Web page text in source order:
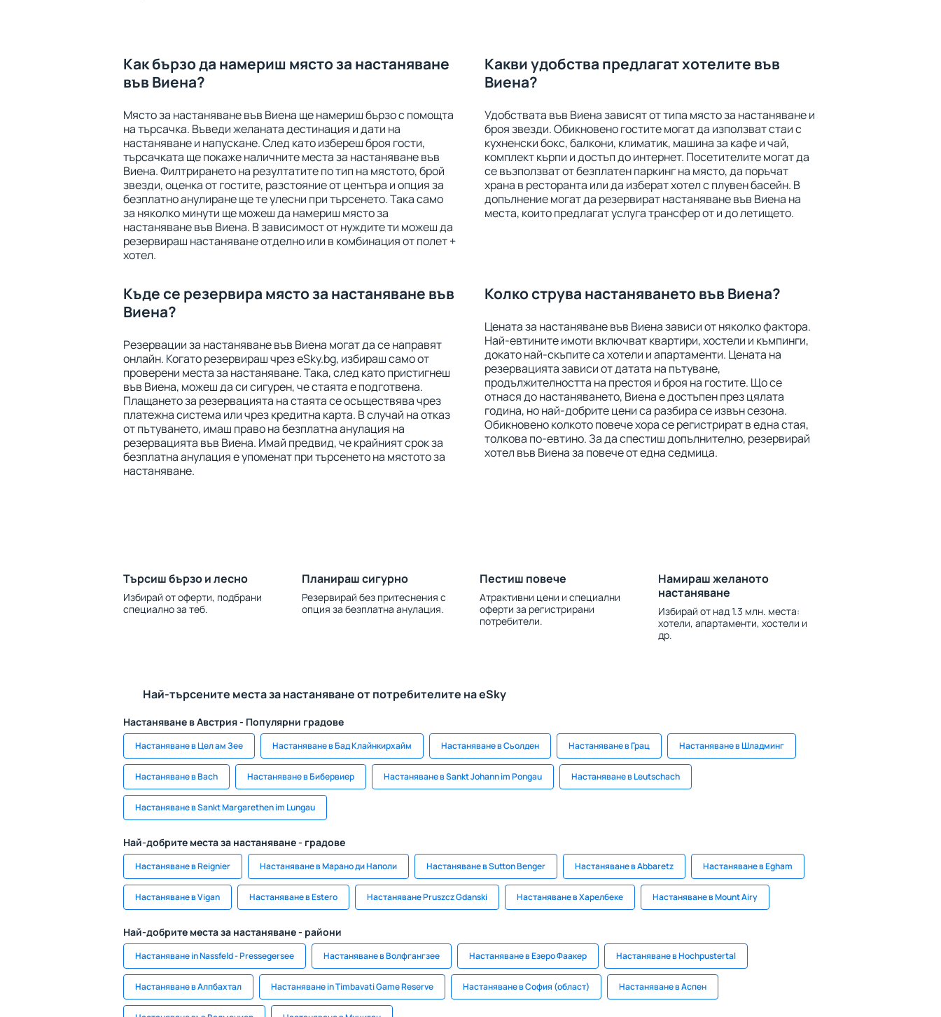
Как бързо да намериш място за настаняване
във Виена?
Място за настаняване във Виена ще намериш бързо с помощта
на търсачка. Въведи желаната дестинация и дати на
настаняване и напускане. След като избереш броя гости,
търсачката ще покаже наличните места за настаняване във
Виена. Филтрирането на резултатите по тип на мястото, брой
звезди, оценка от гостите, разстояние от центъра и опция за
безплатно анулиране ще те улесни при търсенето. Така само
за няколко минути ще можеш да намериш място за
настаняване във Виена. В зависимост от нуждите ти можеш да
резервираш настаняване отделно или в комбинация от полет +
хотел.
Какви удобства предлагат хотелите във
Виена?
Удобствата във Виена зависят от типа място за настаняване и
броя звезди. Обикновено гостите могат да използват стаи с
кухненски бокс, балкони, климатик, машина за кафе и чай,
комплект кърпи и достъп до интернет. Посетителите могат да
се възползват от безплатен паркинг на място, да поръчат
храна в ресторанта или да изберат хотел с плувен басейн. В
допълнение могат да резервират настаняване във Виена на
места, които предлагат услуга трансфер от и до летището.
Къде се резервира място за настаняване във
Виена?
Резервации за настаняване във Виена могат да се направят
онлайн. Когато резервираш чрез eSky.bg, избираш само от
проверени места за настаняване. Така, след като пристигнеш
във Виена, можеш да си сигурен, че стаята е подготвена.
Плащането за резервацията на стаята се осъществява чрез
платежна система или чрез кредитна карта. В случай на отказ
от пътуването, имаш право на безплатна анулация на
резервацията във Виена. Имай предвид, че крайният срок за
безплатна анулация е упоменат при търсенето на мястото за
настаняване.
Колко струва настаняването във Виена?
Цената за настаняване във Виена зависи от няколко фактора.
Най-евтините имоти включват квартири, хостели и къмпинги,
докато най-скъпите са хотели и апартаменти. Цената на
резервацията зависи от датата на пътуване,
продължителността на престоя и броя на гостите. Що се
отнася до настаняването, Виена е достъпен през цялата
година, но най-добрите цени са разбира се извън сезона.
Обикновено колкото повече хора се регистрират в една стая,
толкова по-евтино. За да спестиш допълнително, резервирай
хотел във Виена за повече от една седмица.
Търсиш бързо и лесно
Избирай от оферти, подбрани
специално за теб.
Планираш сигурно
Резервирай без притеснения с
опция за безплатна анулация.
Пестиш повече
Атрактивни цени и специални
оферти за регистрирани
потребители.
Намираш желаното
настаняване
Избирай от над 1.3 млн. места:
хотели, апартаменти, хостели и
др.
Най-търсените места за настаняване от потребителите на eSky
Настаняване в Австрия - Популярни градове
Настаняване в Цел ам Зее Настаняване в Бад Клайнкирхайм Настаняване в Сьолден Настаняване в Грац Настаняване в Шладминг
Настаняване в Bach Настаняване в Бибервиер Настаняване в Sankt Johann im Pongau Настаняване в Leutschach
Настаняване в Sankt Margarethen im Lungau
Най-добрите места за настаняване - градове
Настаняване в Reignier Настаняване в Марано ди Наполи Настаняване в Sutton Benger Настаняване в Abbaretz Настаняване в Egham
Настаняване в Vigan Настаняване в Estero Настаняване Pruszcz Gdanski Настаняване в Харелбеке Настаняване в Mount Airy
Най-добрите места за настаняване - райони
Настаняване in Nassfeld - Pressegersee Настаняване в Волфгангзее Настаняване в Езеро Фаакер Настаняване в Hochpustertal
Настаняване в Алпбахтал Настаняване in Timbavati Game Reserve Настаняване в София (област) Настаняване в Аспен